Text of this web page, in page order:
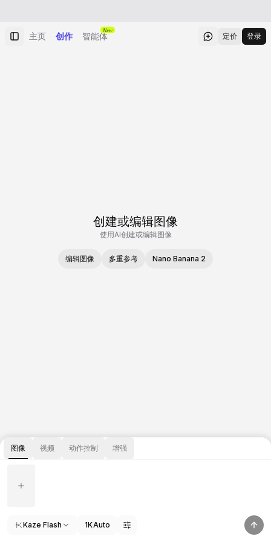
主页 创作 智能体
New
定价 登录
创建或编辑图像
使用AI创建或编辑图像
编辑图像 多重参考 Nano Banana 2
图像 视频 动作控制 增强
Kaze Flash 1KAuto